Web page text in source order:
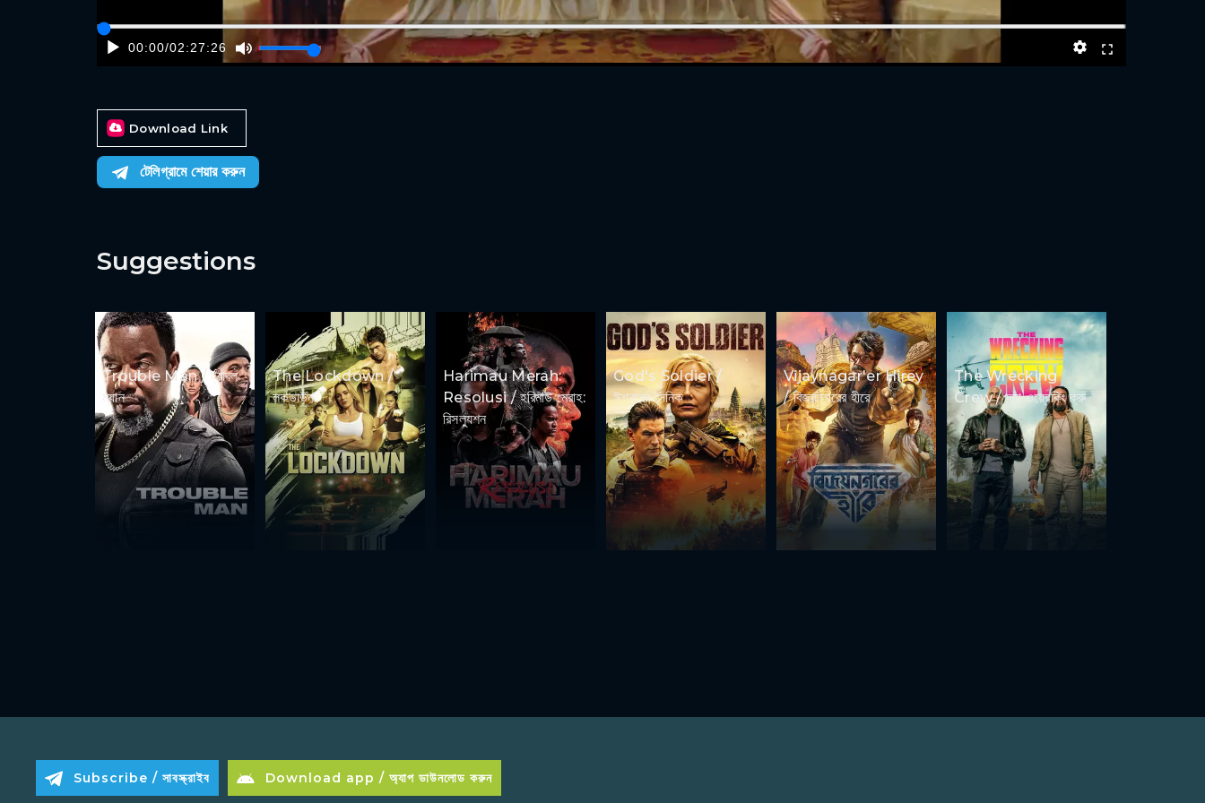
00:00/02:27:26
Download Link
টেলিগ্রামে শেয়ার করুন
Suggestions
Trouble Man / ট্রাবল
ম্যান
The Lockdown /
লকডাউন
Harimau Merah:
Resolusi / হরিমাউ মেরাহ:
রিসল্যুশন
God's Soldier /
ঈশ্বরের সৈনিক
Vijaynagar'er Hirey
/ বিজয়নগরের হীরে
The Wrecking
Crew / দ্যা ওয়্রেকিং ক্রু
Subscribe / সাবস্ক্রাইব Download app / অ্যাপ ডাউনলোড করুন